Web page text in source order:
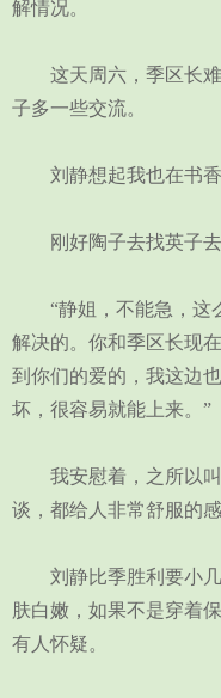
解情况。
这天周六，季区长难
子多一些交流。
刘静想起我也在书香
刚好陶子去找英子去
“静姐，不能急，这
解决的。你和季区长现
到你们的爱的，我这边
坏，很容易就能上来。”
我安慰着，之所以叫
谈，都给人非常舒服的
刘静比季胜利要小几
肤白嫩，如果不是穿着
有人怀疑。